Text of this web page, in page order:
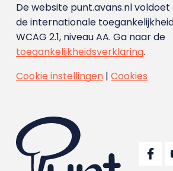
De website punt.avans.nl
de internationale
WCAG 2.1, niveau AA. Ga naar de
toegankelijkheidsverklaring.
Cookie instellingen| Cookies